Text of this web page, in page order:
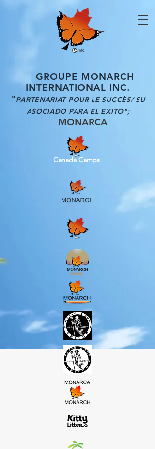
GROUPE MONARCH
INTERNATIONAL INC.
"PARTENARIAT POUR LE SUCCÈS/ SU
ASOCIADO PARA EL EXITO";
MONARCA
Canada Camps